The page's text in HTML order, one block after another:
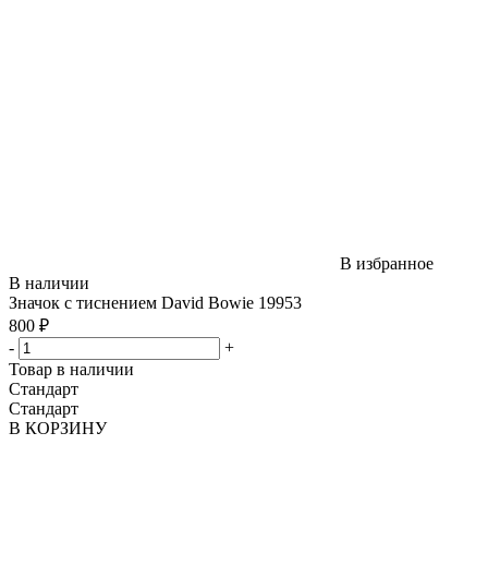
В избранное
В наличии
Значок с тиснением David Bowie 19953
800 ₽
-
+
Товар в наличии
Стандарт
Стандарт
В КОРЗИНУ